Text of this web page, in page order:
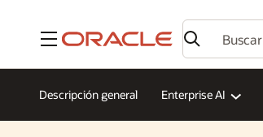
Menú
Descripción general Enterprise AI